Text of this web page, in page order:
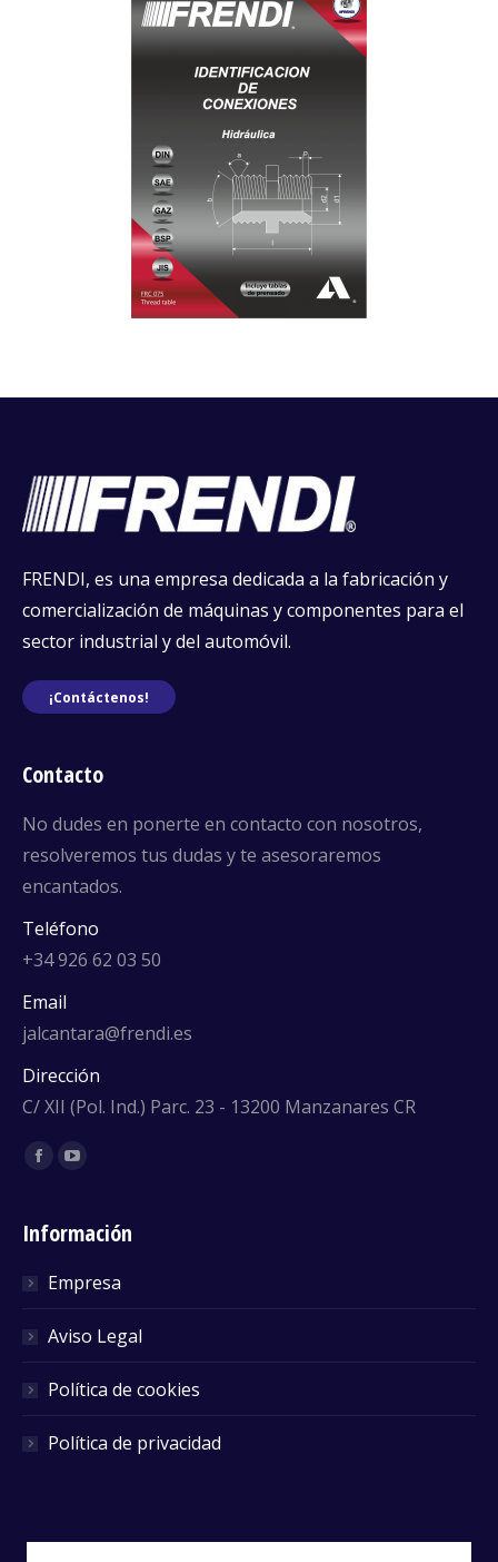
FRENDI, es una empresa dedicada a la fabricación y
comercialización de máquinas y componentes para el
sector industrial y del automóvil.
¡Contáctenos!
Contacto
No dudes en ponerte en contacto con nosotros,
resolveremos tus dudas y te asesoraremos
encantados.
Teléfono
+34 926 62 03 50
Email
jalcantara@frendi.es
Dirección
C/ XII (Pol. Ind.) Parc. 23 - 13200 Manzanares CR
Encuéntranos en:
Facebook
Información
Empresa
Aviso Legal
Política de cookies
Política de privacidad